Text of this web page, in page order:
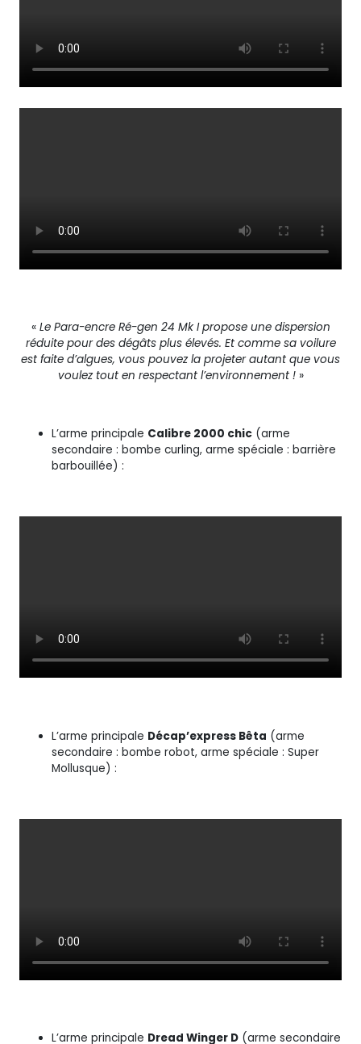
« Le Para-encre Ré-gen 24 Mk I propose une dispersion
réduite pour des dégâts plus élevés. Et comme sa voilure
est faite d’algues, vous pouvez la projeter autant que vous
voulez tout en respectant l’environnement !»
L’arme principale Calibre 2000 chic (arme
secondaire : bombe curling, arme spéciale : barrière
barbouillée) :
L’arme principale Décap’express Bêta (arme
secondaire : bombe robot, arme spéciale : Super
Mollusque) :
L’arme principale Dread Winger D (arme secondaire